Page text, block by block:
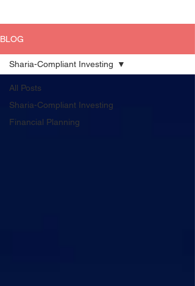
BLOG
All Posts
Sharia-Compliant Investing
Financial Planning
Sharia-Compliant Investing